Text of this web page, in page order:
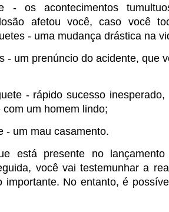
- os acontecimentos
afetou você, caso você
- uma mudança drástica na
- um prenúncio do acidente, que
- rápido sucesso inesperado,
um homem lindo;
- um mau casamento.
está presente no
você vai testemunhar a
importante. No entanto, é